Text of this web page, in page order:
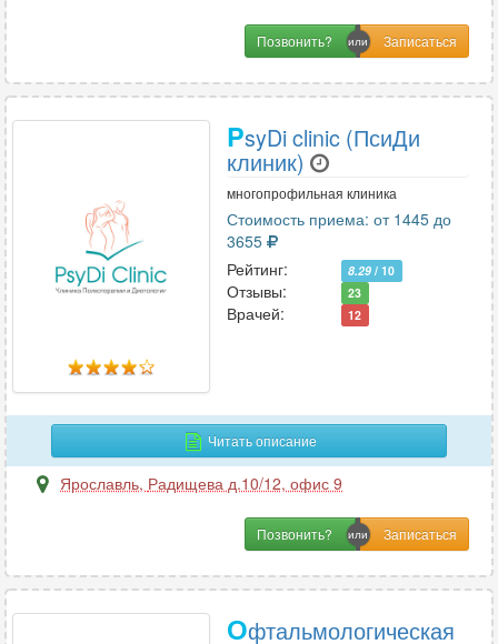
Позвонить?
PsyDi clinic (ПсиДи
клиник)
многопрофильная клиника
Стоимость приема: от 1445 до
3655
Рейтинг:
8.29 / 10
Отзывы: 23
Врачей: 12
Читать описание
Ярославль, Радищева д.10/12, офис 9
Позвонить?
Офтальмологическая